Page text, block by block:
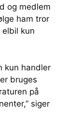
og medlem
ham tror
kun
kun handler
bruges
på
siger